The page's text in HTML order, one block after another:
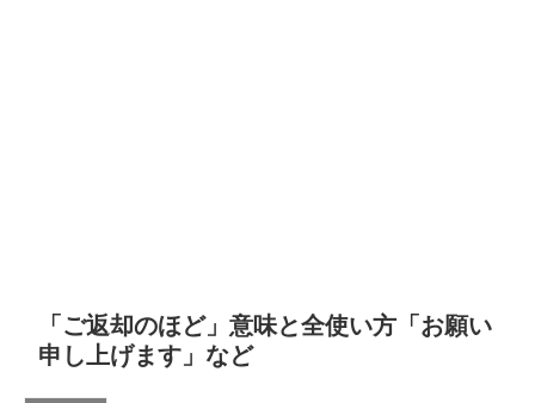
「ご返却のほど」意味と全使い方「お願い
申し上げます」など